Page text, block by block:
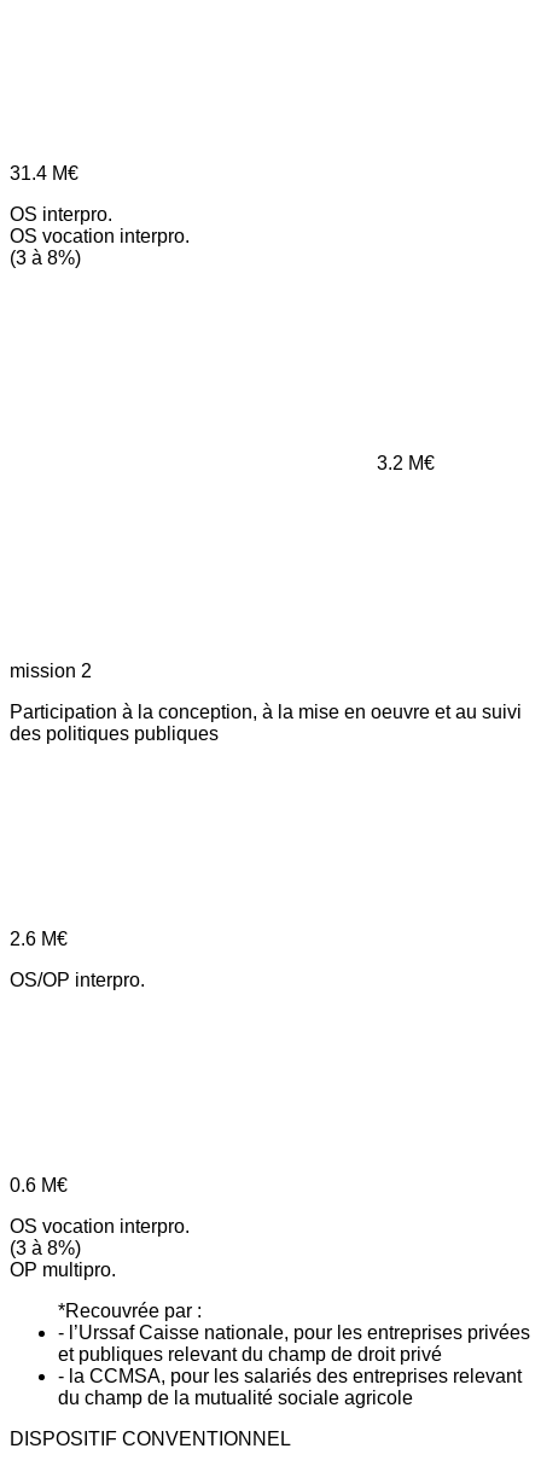
31.4 M€
OS interpro.
OS vocation interpro.
(3 à 8%)
3.2 M€
mission 2
Participation à la conception, à la mise en oeuvre et au suivi
des politiques publiques
2.6 M€
OS/OP interpro.
0.6 M€
OS vocation interpro.
(3 à 8%)
OP multipro.
*Recouvrée par :
- l’Urssaf Caisse nationale, pour les entreprises privées
et publiques relevant du champ de droit privé
- la CCMSA, pour les salariés des entreprises relevant
du champ de la mutualité sociale agricole
DISPOSITIF CONVENTIONNEL